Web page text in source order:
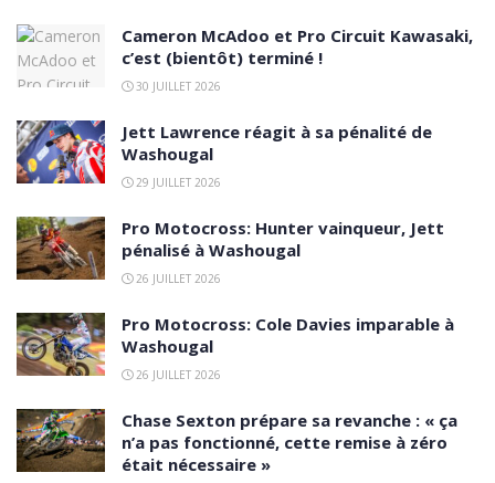
Cameron McAdoo et Pro Circuit Kawasaki,
c’est (bientôt) terminé !
30 JUILLET 2026
Jett Lawrence réagit à sa pénalité de
Washougal
29 JUILLET 2026
Pro Motocross: Hunter vainqueur, Jett
pénalisé à Washougal
26 JUILLET 2026
Pro Motocross: Cole Davies imparable à
Washougal
26 JUILLET 2026
Chase Sexton prépare sa revanche : « ça
n’a pas fonctionné, cette remise à zéro
était nécessaire »